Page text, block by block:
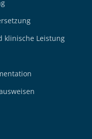
klinische Leistung